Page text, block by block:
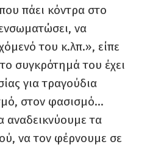
πάει κόντρα στο
να
του κ.λπ.», είπε
συγκρότημά του έχει
για τραγούδια
στον φασισμό…
αναδεικνύουμε τα
να τον φέρνουμε σε